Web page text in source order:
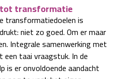
transformatie
transformatiedoelen is
niet zo goed. Om er maar
Integrale samenwerking met
taai vraagstuk. In de
is er onvoldoende aandacht